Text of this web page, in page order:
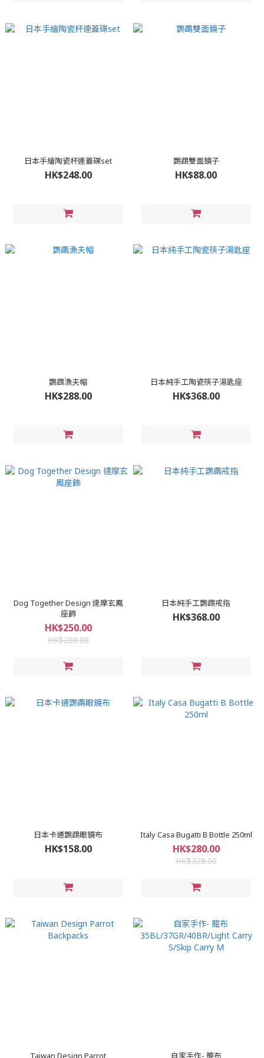
日本手繪陶瓷杯連蓋碟set
HK$248.00
鸚鵡雙面鏡子
HK$88.00
鸚鵡漁夫帽
HK$288.00
日本純手工陶瓷筷子湯匙座
HK$368.00
Dog Together Design 達摩玄鳳
座飾
HK$250.00
HK$288.00
日本純手工鸚鵡戒指
HK$368.00
日本卡通鸚鵡眼鏡布
HK$158.00
Italy Casa Bugatti B Bottle 250ml
HK$280.00
HK$328.00
Taiwan Design Parrot 自家手作- 籠布